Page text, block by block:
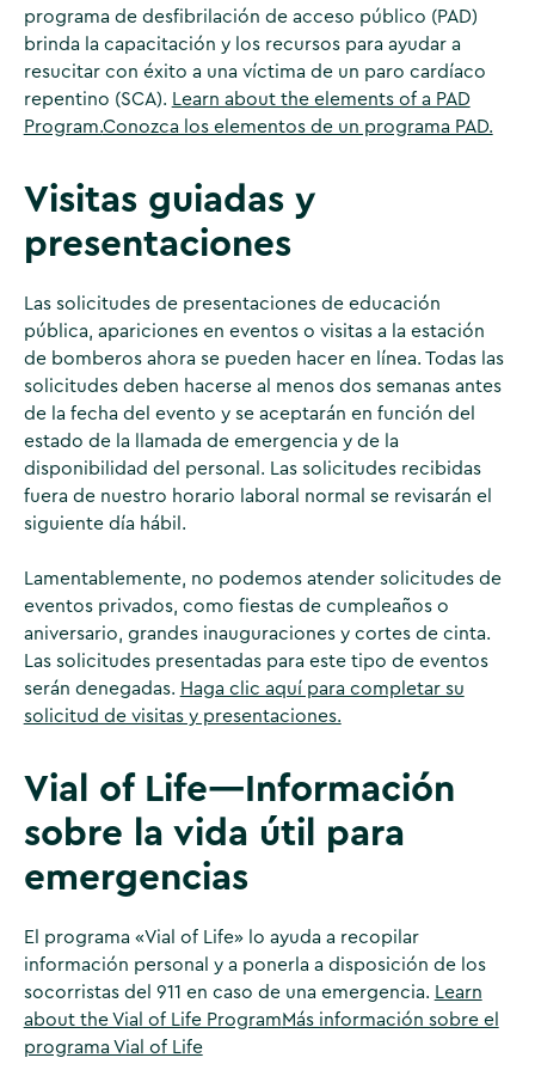
programa de desfibrilación de acceso público (PAD)
brinda la capacitación y los recursos para ayudar a
resucitar con éxito a una víctima de un paro cardíaco
repentino (SCA).
Learn about the elements of a PAD
Program.Conozca los elementos de un programa PAD.
Visitas guiadas y
presentaciones
Las solicitudes de presentaciones de educación
pública, apariciones en eventos o visitas a la estación
de bomberos ahora se pueden hacer en línea. Todas las
solicitudes deben hacerse al menos dos semanas antes
de la fecha del evento y se aceptarán en función del
estado de la llamada de emergencia y de la
disponibilidad del personal. Las solicitudes recibidas
fuera de nuestro horario laboral normal se revisarán el
siguiente día hábil.
Lamentablemente, no podemos atender solicitudes de
eventos privados, como fiestas de cumpleaños o
aniversario, grandes inauguraciones y cortes de cinta.
Las solicitudes presentadas para este tipo de eventos
serán denegadas. Haga clic aquí para completar su
solicitud de visitas y presentaciones.
Vial of Life—Información
sobre la vida útil para
emergencias
El programa «Vial of Life» lo ayuda a recopilar
información personal y a ponerla a disposición de los
socorristas del 911 en caso de una emergencia.
Learn
about the Vial of Life ProgramMás información sobre el
programa Vial of Life